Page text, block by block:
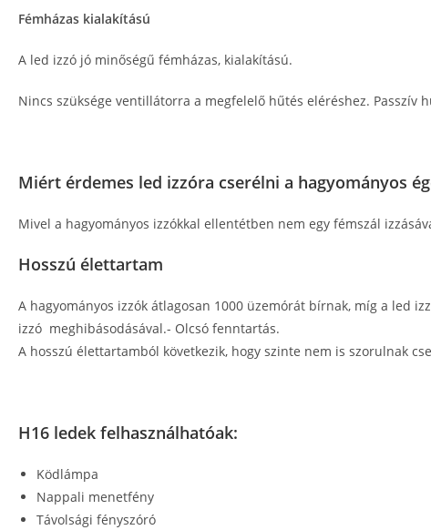
Fémházas kialakítású
A led izzó jó minőségű fémházas, kialakítású.
Nincs szüksége ventillátorra a megfelelő hűtés eléréshez. Passzív
Miért érdemes led izzóra cserélni a hagyományos
Mivel a hagyományos izzókkal ellentétben nem egy fémszál
Hosszú élettartam
A hagyományos izzók átlagosan 1000 üzemórát bírnak, míg a led
izzó meghibásodásával.- Olcsó fenntartás.
A hosszú élettartamból következik, hogy szinte nem is szorulnak
H16 ledek felhasználhatóak:
Ködlámpa
Nappali menetfény
Távolsági fényszóró